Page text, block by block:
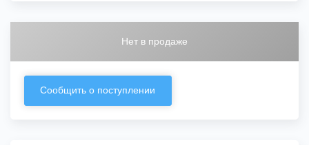
Нет в продаже
Сообщить о поступлении